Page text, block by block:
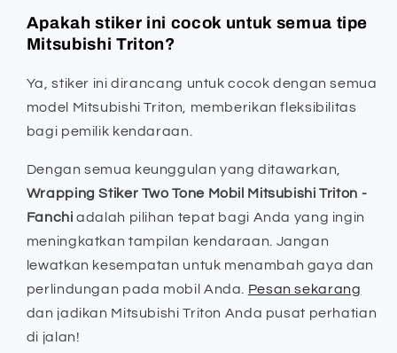
Apakah stiker ini cocok untuk semua tipe
Mitsubishi Triton?
Ya, stiker ini dirancang untuk cocok dengan semua
model Mitsubishi Triton, memberikan fleksibilitas
bagi pemilik kendaraan.
Dengan semua keunggulan yang ditawarkan,
Wrapping Stiker Two Tone Mobil Mitsubishi Triton -
Fanchi adalah pilihan tepat bagi Anda yang ingin
meningkatkan tampilan kendaraan. Jangan
lewatkan kesempatan untuk menambah gaya dan
perlindungan pada mobil Anda. Pesan sekarang
dan jadikan Mitsubishi Triton Anda pusat perhatian
di jalan!